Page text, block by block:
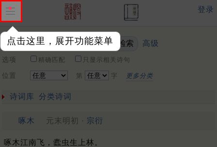
点击这里，展开功能菜单
登录
关键词 高级
选项 精确匹配 只显示相关诗句
位置 第 字 更多分类
诗词库 分类诗词
啄木 元末明初 · 宗衍
啄木江南飞，蠹虫生上林。